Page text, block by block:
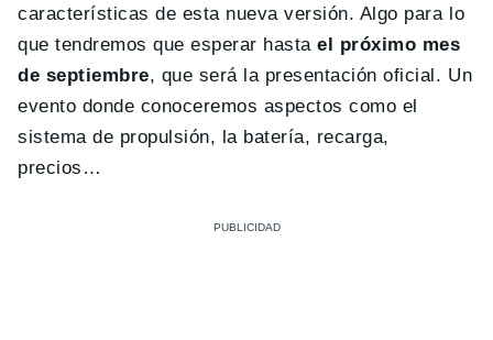
características de esta nueva versión. Algo para lo
que tendremos que esperar hastael próximo mes
de septiembre, que será la presentación oficial. Un
evento donde conoceremos aspectos como el
sistema de propulsión, la batería, recarga,
precios…